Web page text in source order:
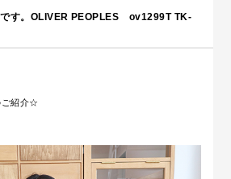
です。OLIVER PEOPLES ov1299T TK-
ご紹介☆